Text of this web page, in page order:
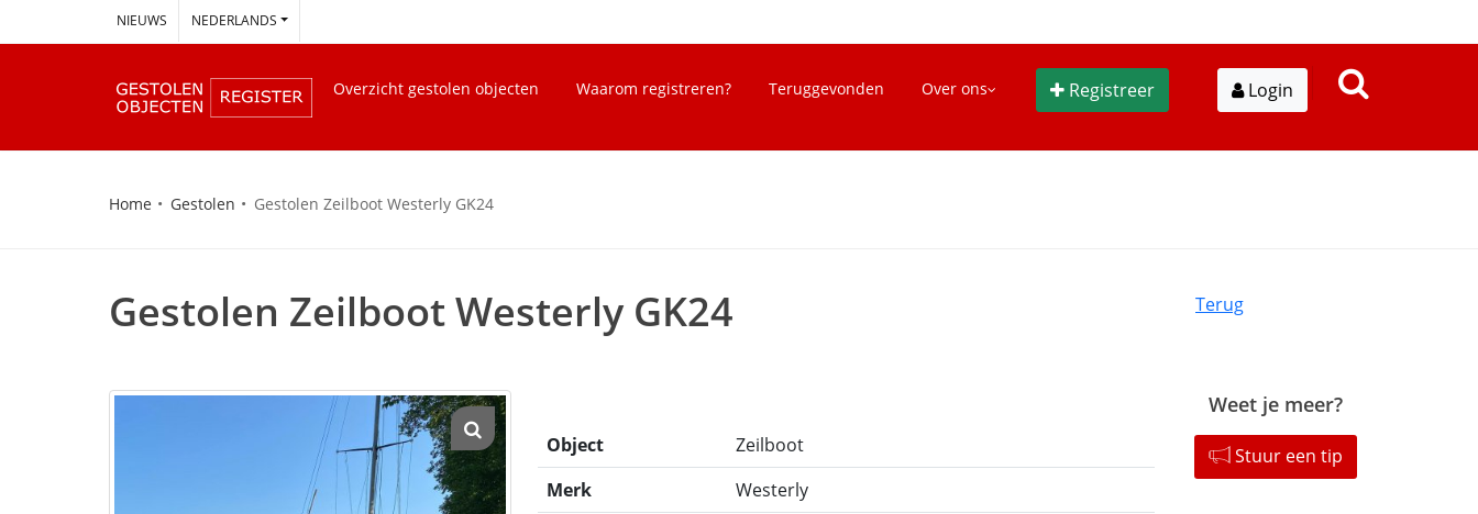
NIEUWS NEDERLANDS
Overzicht gestolen objecten Waarom registreren? Teruggevonden Over ons Registreer Login
Home Gestolen Gestolen Zeilboot Westerly GK24
Gestolen Zeilboot Westerly GK24 Terug
Object
Zeilboot
Merk
Westerly
Weet je meer?
Stuur een tip